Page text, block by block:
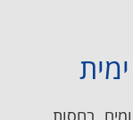
בחסות